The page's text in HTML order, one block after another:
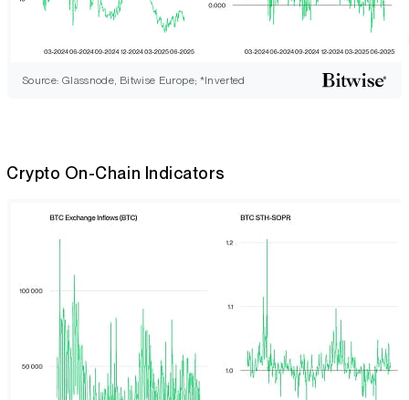
Source: Glassnode, Bitwise Europe; *Inverted
Crypto On-Chain Indicators